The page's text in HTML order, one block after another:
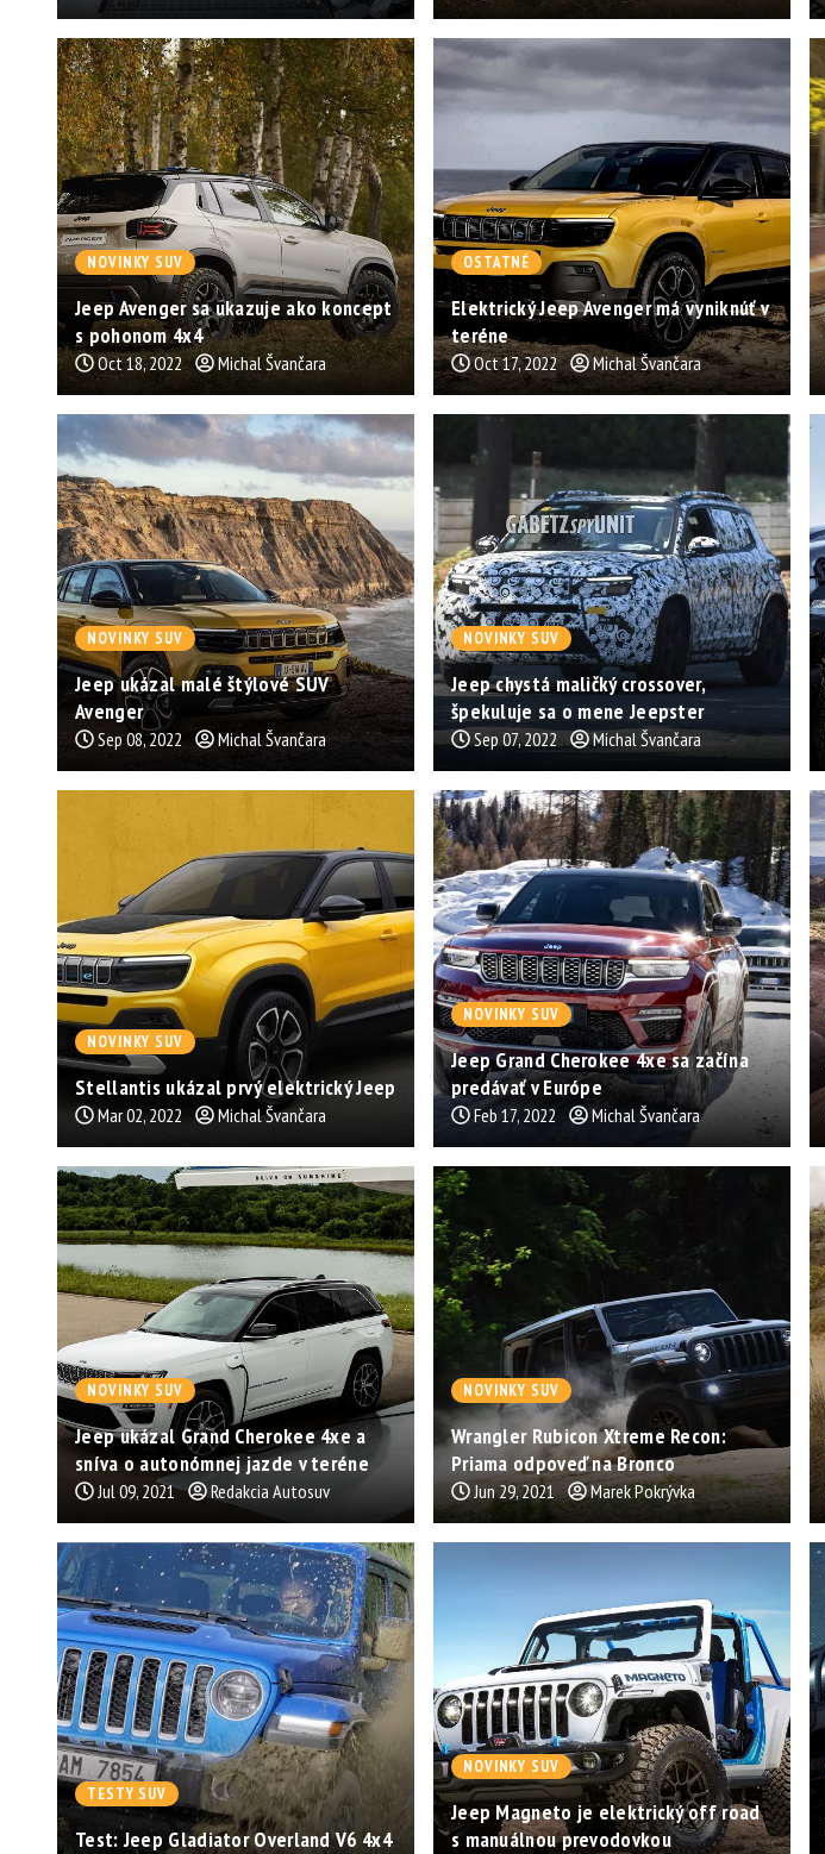
NOVINKY SUV
Jeep Avenger sa ukazuje ako koncept
s pohonom 4x4
Oct 18, 2022 Michal Švančara
OSTATNÉ
Elektrický Jeep Avenger má vyniknúť v
teréne
Oct 17, 2022 Michal Švančara
NOVINKY SUV
Jeep ukázal malé štýlové SUV
Avenger
Sep 08, 2022 Michal Švančara
NOVINKY SUV
Jeep chystá maličký crossover,
špekuluje sa o mene Jeepster
Sep 07, 2022 Michal Švančara
NOVINKY SUV
Stellantis ukázal prvý elektrický Jeep
Mar 02, 2022 Michal Švančara
NOVINKY SUV
Jeep Grand Cherokee 4xe sa začína
predávať v Európe
Feb 17, 2022 Michal Švančara
NOVINKY SUV
Jeep ukázal Grand Cherokee 4xe a
sníva o autonómnej jazde v teréne
Jul 09, 2021 Redakcia Autosuv
NOVINKY SUV
Wrangler Rubicon Xtreme Recon:
Priama odpoveď na Bronco
Jun 29, 2021 Marek Pokrývka
TESTY SUV
Test: Jeep Gladiator Overland V6 4x4
NOVINKY SUV
Jeep Magneto je elektrický off road
s manuálnou prevodovkou